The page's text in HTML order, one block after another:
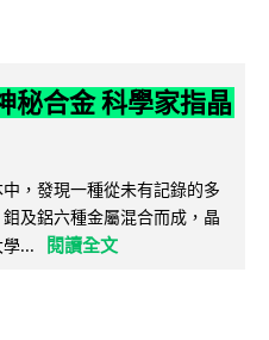
秘合金 科學家指晶
，發現一種從未有記錄的多
及鋁六種金屬混合而成，晶
...
閱讀全文